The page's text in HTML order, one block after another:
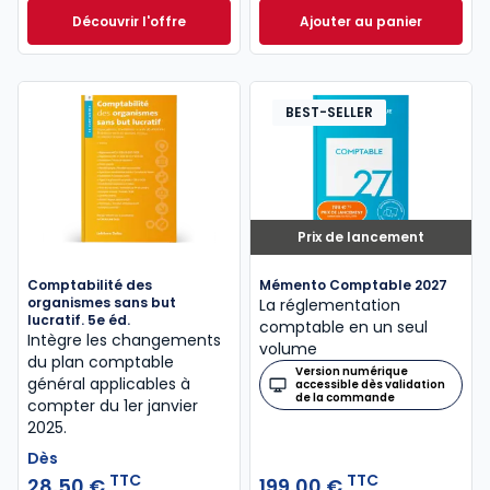
Découvrir l'offreEntreprise individuelle 2023/2024. 14e éd. à partir
Dès
Ajouter au panier
Mémentis
Comptabilité des
organismes sans but
lucratif. 5e éd.
Intègre les changements
du plan comptable
général applicables à
compter du 1er janvier
2025.
Dès
TTC
Prix de lancement
BEST-SELLER
Mémento Comptable 2027
La réglementation
comptable en un seul
volume
Version numérique
accessible dès validation
de la commande
TTC